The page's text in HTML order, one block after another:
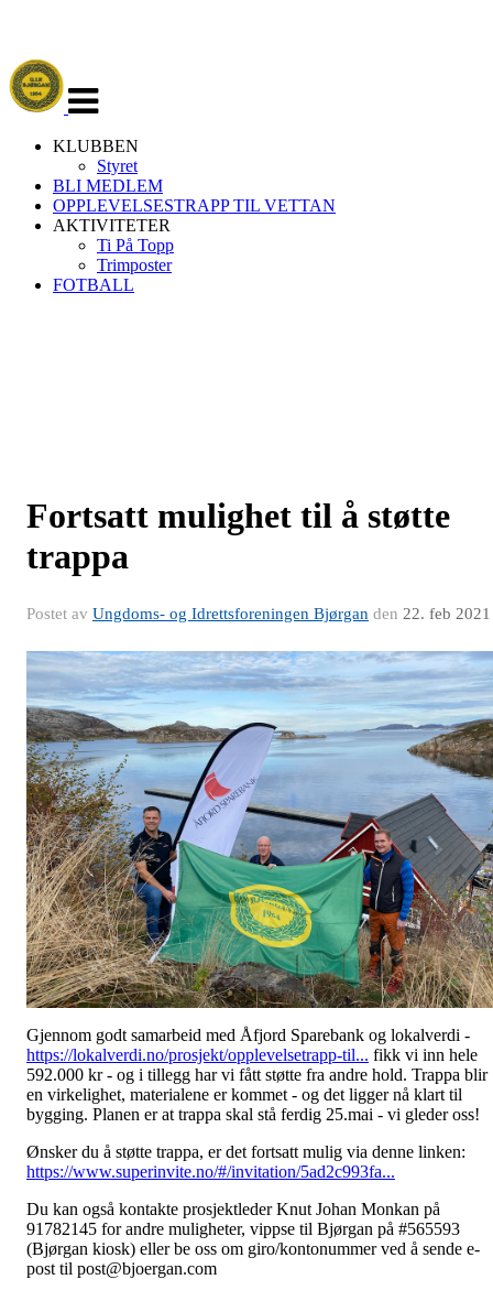
navigasjon
KLUBBEN
Styret
BLI MEDLEM
OPPLEVELSESTRAPP TIL VETTAN
AKTIVITETER
Ti På Topp
Trimposter
FOTBALL
Fortsatt mulighet til å støtte
trappa
Postet av Ungdoms- og Idrettsforeningen Bjørgan den 22. feb 2021
Gjennom godt samarbeid med Åfjord Sparebank og lokalverdi -
https://lokalverdi.no/prosjekt/opplevelsetrapp-til... fikk vi inn hele
592.000 kr - og i tillegg har vi fått støtte fra andre hold. Trappa blir
en virkelighet, materialene er kommet - og det ligger nå klart til
bygging. Planen er at trappa skal stå ferdig 25.mai - vi gleder oss!
Ønsker du å støtte trappa, er det fortsatt mulig via denne linken:
https://www.superinvite.no/#/invitation/5ad2c993fa...
Du kan også kontakte prosjektleder Knut Johan Monkan på
91782145 for andre muligheter, vippse til Bjørgan på #565593
(Bjørgan kiosk) eller be oss om giro/kontonummer ved å sende e-
post til post@bjoergan.com